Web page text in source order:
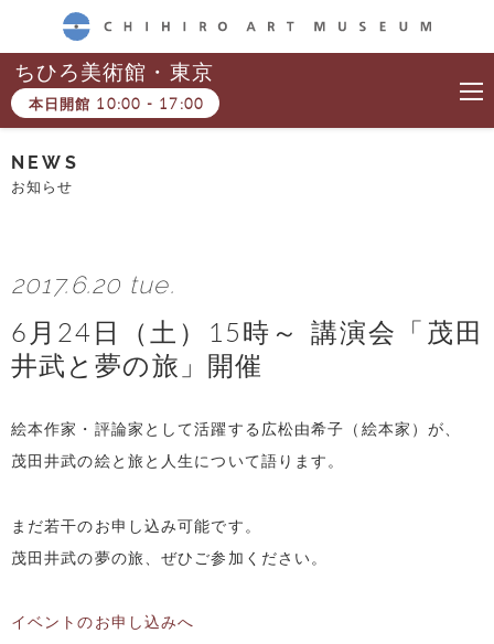
CHIHIRO ART MUSEUM
ちひろ美術館・東京
本日開館 10:00 - 17:00
NEWS
お知らせ
2017.6.20 tue.
6月24日（土）15時～ 講演会「茂田
井武と夢の旅」開催
絵本作家・評論家として活躍する広松由希子（絵本家）が、
茂田井武の絵と旅と人生について語ります。
まだ若干のお申し込み可能です。
茂田井武の夢の旅、ぜひご参加ください。
イベントのお申し込みへ